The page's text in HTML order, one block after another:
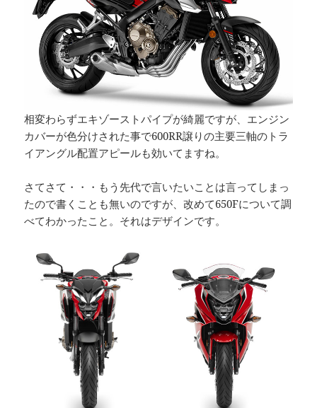
相変わらずエキゾーストパイプが綺麗ですが、エンジン
カバーが色分けされた事で600RR譲りの主要三軸のトラ
イアングル配置アピールも効いてますね。
さてさて・・・もう先代で言いたいことは言ってしまっ
たので書くことも無いのですが、改めて650Fについて調
べてわかったこと。それはデザインです。